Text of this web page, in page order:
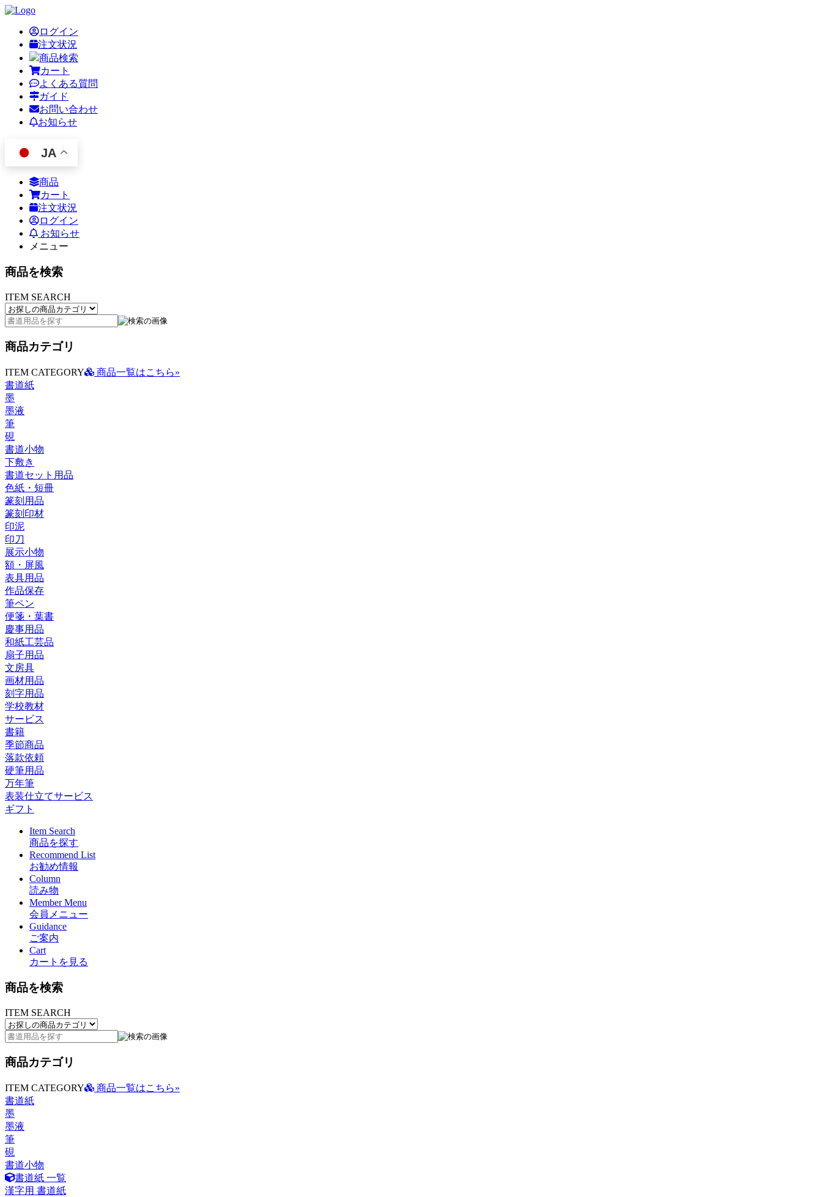
ログイン
注文状況
商品検索
カート
よくある質問
ガイド
お問い合わせ
お知らせ
JA
商品
カート
注文状況
ログイン
お知らせ
メニュー
商品を検索
ITEM SEARCH
商品カテゴリ
ITEM CATEGORY
商品一覧はこちら»
書道紙
墨
墨液
筆
硯
書道小物
下敷き
書道セット用品
色紙・短冊
篆刻用品
篆刻印材
印泥
印刀
展示小物
額・屏風
表具用品
作品保存
筆ペン
便箋・葉書
慶事用品
和紙工芸品
扇子用品
文房具
画材用品
刻字用品
学校教材
サービス
書籍
季節商品
落款依頼
硬筆用品
万年筆
表装仕立てサービス
ギフト
Item Search
商品を探す
Recommend List
お勧め情報
Column
読み物
Member Menu
会員メニュー
Guidance
ご案内
Cart
カートを見る
商品を検索
ITEM SEARCH
商品カテゴリ
ITEM CATEGORY
商品一覧はこちら»
書道紙
墨
墨液
筆
硯
書道小物
書道紙 一覧
漢字用 書道紙